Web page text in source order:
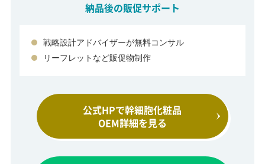
納品後の販促サポート
戦略設計アドバイザーが無料コンサル
リーフレットなど販促物制作
公式HPで幹細胞化粧品
OEM詳細を見る